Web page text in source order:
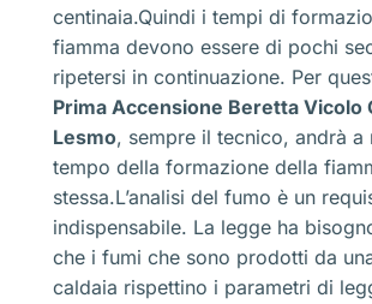
centinaia.Quindi i tempi di
fiamma devono essere di pochi
ripetersi in continuazione. Per
Prima Accensione Beretta Vicolo
Lesmo, sempre il tecnico, andrà a
tempo della formazione della
stessa.L’analisi del fumo è un
indispensabile. La legge ha
che i fumi che sono prodotti da
caldaia rispettino i parametri di